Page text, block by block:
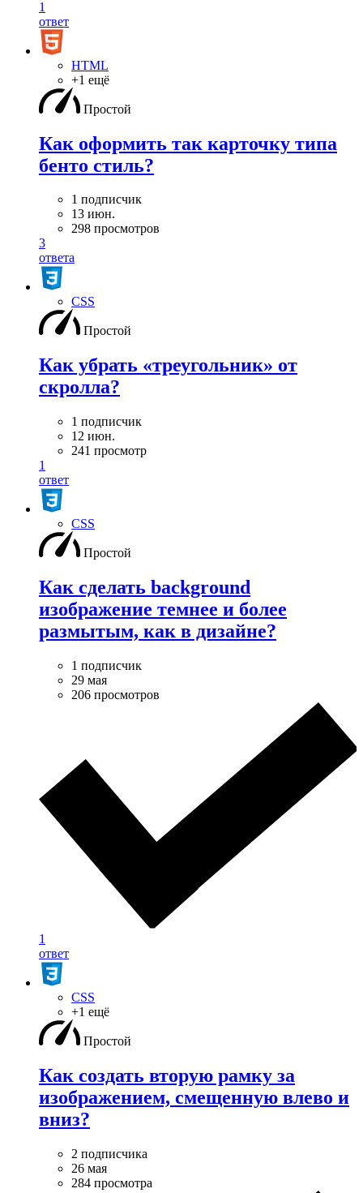
1
ответ
HTML
+1 ещё
Простой
Как оформить так карточку типа
бенто стиль?
1 подписчик
13 июн.
298 просмотров
3
ответа
CSS
Простой
Как убрать «треугольник» от
скролла?
1 подписчик
12 июн.
241 просмотр
1
ответ
CSS
Простой
Как сделать background
изображение темнее и более
размытым, как в дизайне?
1 подписчик
29 мая
206 просмотров
1
ответ
CSS
+1 ещё
Простой
Как создать вторую рамку за
изображением, смещенную влево и
вниз?
2 подписчика
26 мая
284 просмотра